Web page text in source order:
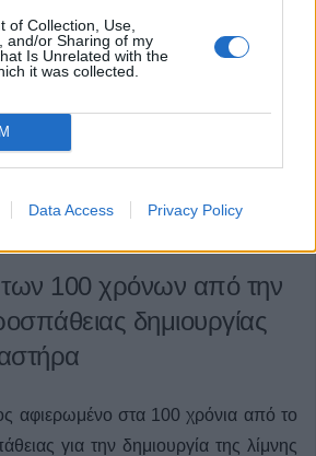
of Collection, Use,
and/or Sharing of my
Is Unrelated with the
it was collected.
Data Access Privacy Policy
100 χρόνων από την
δημιουργίας
αφιερωμένο στα 100 χρόνια από το
για την δημιουργία της λίμνης